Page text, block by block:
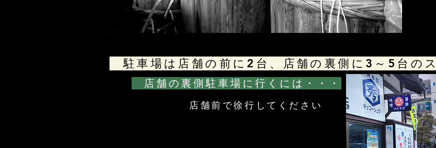
駐車場は店舗の前に2台、店舗の裏側に3～5台の
​ 店舗の裏側駐車場に行くには・・・
​店舗前で徐行してください